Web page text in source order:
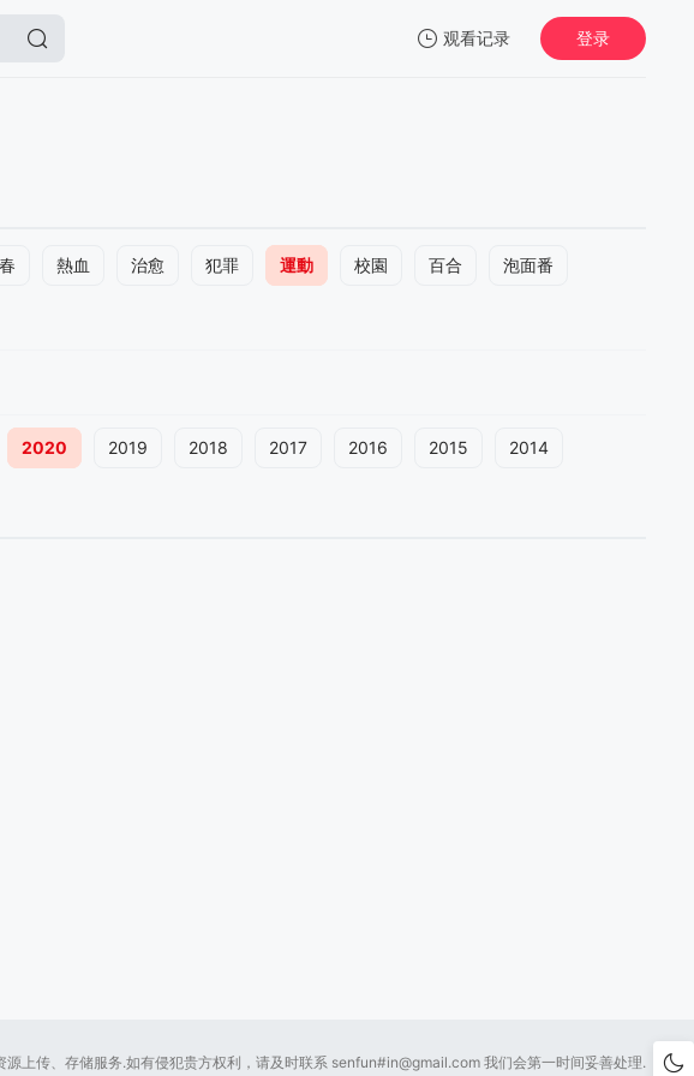
观看记录 登录
熱血 治愈 犯罪 運動 校園 百合 泡面番
2020 2019 2018 2017 2016 2015 2014
上传、存储服务.如有侵犯贵方权利，请及时联系 senfun#in@gmail.com 我们会第一时间妥善处理.